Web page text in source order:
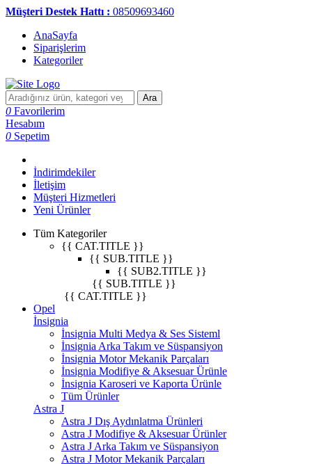
Müşteri Destek Hattı : 08509693460
AnaSayfa
Siparişlerim
Kategoriler
Ara
0 Favorilerim
Hesabım
0 Sepetim
İndirimdekiler
İletişim
Müşteri Hizmetleri
Yeni Ürünler
Tüm Kategoriler
{{ CAT.TITLE }}
{{ SUB.TITLE }}
{{ SUB2.TITLE }}
{{ SUB.TITLE }}
{{ CAT.TITLE }}
Opel
İnsignia
İnsignia Multi Medya & Ses Sisteml
İnsignia Arka Takım ve Süspansiyon
İnsignia Motor Mekanik Parçaları
İnsignia Modifiye & Aksesuar Ürünle
İnsignia Karoseri ve Kaporta Ürünle
Tüm Ürünler
Astra J
Astra J Dış Aydınlatma Ürünleri
Astra J Modifiye & Aksesuar Ürünler
Astra J Arka Takım ve Süspansiyon
Astra J Motor Mekanik Parçaları